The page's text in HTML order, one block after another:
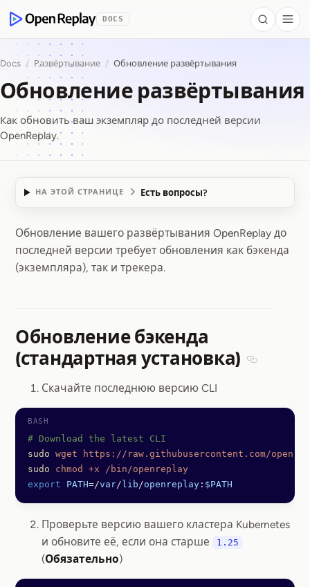
OpenReplay
DOCS Search
Docs / Развёртывание / Обновление развёртывания
Обновление развёртывания
Как обновить ваш экземпляр до последней версии
OpenReplay.
НА ЭТОЙ СТРАНИЦЕ Есть вопросы?
Обновление
Обновление вашего развёртывания OpenReplay до
последней версии требует обновления как бэкенда
(экземпляра), так и трекера.
Обновление бэкенда
(стандартная установка)
Скачайте последнюю версию CLI
# Download the latest CLI
sudo wget https://raw.githubusercontent.com/
sudo chmod +x /bin/openreplay
export PATH=/var/ lib/openreplay : $PATH
Проверьте версию вашего кластера Kubernetes
и обновите её, если она старше
1.25
(Обязательно)